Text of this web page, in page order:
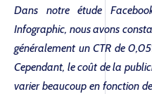
Dans notre étude
Infographic, nous avons
généralement un CTR de
Cependant, le coût de la
varier beaucoup en fonction